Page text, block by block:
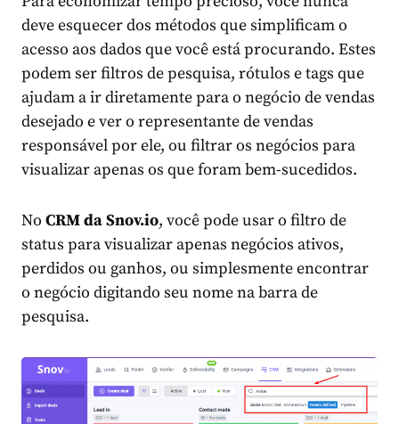
deve esquecer dos métodos que simplificam o
acesso aos dados que você está procurando. Estes
podem ser filtros de pesquisa, rótulos e tags que
ajudam a ir diretamente para o negócio de vendas
desejado e ver o representante de vendas
responsável por ele, ou filtrar os negócios para
visualizar apenas os que foram bem-sucedidos.
No CRM da Snov.io, você pode usar o filtro de
status para visualizar apenas negócios ativos,
perdidos ou ganhos, ou simplesmente encontrar
o negócio digitando seu nome na barra de
pesquisa.